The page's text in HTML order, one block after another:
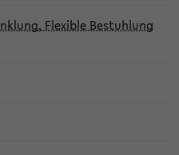
Flexible Bestuhlung